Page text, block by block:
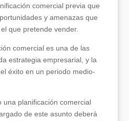
comercial previa que
y amenazas que
que pretende vender.
comercial es una de las
estrategia empresarial, y la
éxito en un periodo medio-
una planificación comercial
de este asunto deberá